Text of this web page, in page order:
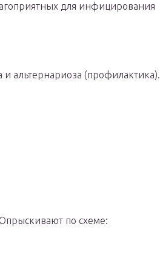
для инфицирования
альтернариоза (профилактика).
по схеме: